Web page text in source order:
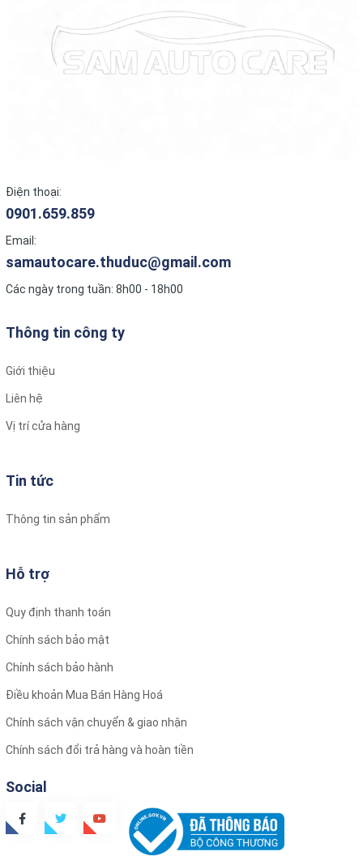
cứng hay hệ thống điện, giữ được bảo hành của xe.
Lắp đặt đơn giản: Chỉ cần cắm cổng USB là sử dụng được
ngay (Plug & Play).
Cung cấp đầy đủ tính năng Android:
Điều khiển giọng nói:
Cấu hình mạnh mẽ:
Các dòng Box DCTECH thường sử dụng
chip Qualcomm Snapdragon, đảm bảo hiệu suất mượt mà.
Android vào chiếc xe của bạn.
Điện thoại:
0901.659.859
Email:
samautocare.thuduc@gmail.com
Các ngày trong tuần: 8h00 - 18h00
Thông tin công ty
Giới thiệu
Liên hệ
Vị trí cửa hàng
Tin tức
Thông tin sản phẩm
Hỗ trợ
Quy định thanh toán
Chính sách bảo mật
Chính sách bảo hành
Điều khoản Mua Bán Hàng Hoá
Chính sách vận chuyển & giao nhận
Chính sách đổi trả hàng và hoàn tiền
Social